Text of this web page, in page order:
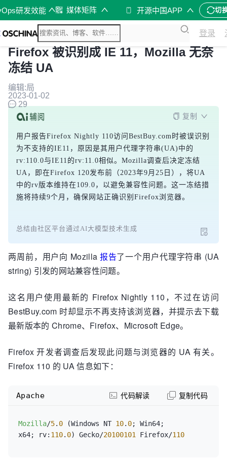
研发效能 媒体矩阵 开源中国APP 切
登录
Firefox 被识别成 IE 11，Mozilla 无奈
冻结 UA
编辑:局
2023-01-02
29
复制
用户报告Firefox Nightly 110访问BestBuy.com时被误识别
为不支持的IE11，原因是其用户代理字符串(UA)中的
rv:110.0与IE11的rv:11.0相似。Mozilla调查后决定冻结
UA，即在Firefox 120发布前（2023年9月25日），将UA
中的rv版本维持在109.0，以避免兼容性问题。这一冻结措
施将持续9个月，确保网站正确识别Firefox浏览器。
总结由社区平台通过AI大模型技术生成
两周前，用户向 Mozilla报告了一个用户代理字符串 (UA
string) 引发的网站兼容性问题。
这名用户使用最新的 Firefox Nightly 110，不过在访问
BestBuy.com 时却显示不再支持该浏览器，并提示去下载
最新版本的 Chrome、Firefox、Microsoft Edge。
Firefox 开发者调查后发现此问题与浏览器的 UA 有关。
Firefox 110 的 UA 信息如下：
Mozilla/5. 0 (Windows NT 10. 0; Win64;
x64; rv: 110. 0) Gecko/20100101 Firefox/110
Apache 代码解读 复制代码